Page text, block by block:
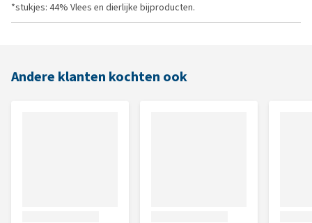
*stukjes: 44% Vlees en dierlijke bijproducten.
Andere klanten kochten ook